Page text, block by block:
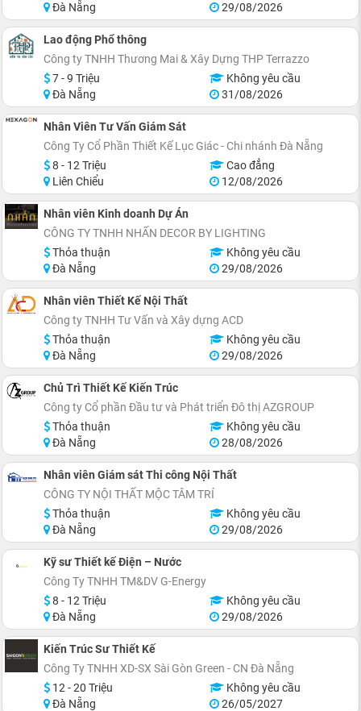
Đà Nẵng 29/08/2026
Lao động Phổ thông
Công ty TNHH Thương Mai & Xây Dựng THP Terrazzo
7 - 9 Triệu
Không yêu cầu
Đà Nẵng
31/08/2026
Nhân Viên Tư Vấn Giám Sát
Công Ty Cổ Phần Thiết Kế Lục Giác - Chi nhánh Đà Nẵng
8 - 12 Triệu
Cao đẳng
Liên Chiểu
12/08/2026
Nhân viên Kinh doanh Dự Án
CÔNG TY TNHH NHẤN DECOR BY LIGHTING
Thỏa thuận
Không yêu cầu
Đà Nẵng
29/08/2026
Nhân viên Thiết Kế Nội Thất
Công ty TNHH Tư Vấn và Xây dựng ACD
Thỏa thuận
Không yêu cầu
Đà Nẵng
29/08/2026
Chủ Trì Thiết Kế Kiến Trúc
Công ty Cổ phần Đầu tư và Phát triển Đô thị AZGROUP
Thỏa thuận
Không yêu cầu
Đà Nẵng
28/08/2026
Nhân viên Giám sát Thi công Nội Thất
CÔNG TY NỘI THẤT MỘC TÂM TRÍ
Thỏa thuận
Không yêu cầu
Đà Nẵng
29/08/2026
Kỹ sư Thiết kế Điện – Nước
Công Ty TNHH TM&DV G-Energy
8 - 12 Triệu
Không yêu cầu
Đà Nẵng
29/08/2026
Kiến Trúc Sư Thiết Kế
Công Ty TNHH XD-SX Sài Gòn Green - CN Đà Nẵng
12 - 20 Triệu
Không yêu cầu
Đà Nẵng
26/05/2027